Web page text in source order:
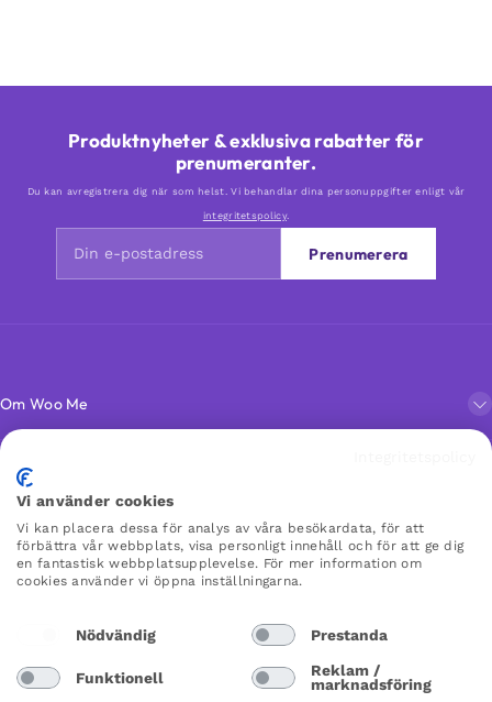
Produktnyheter & exklusiva rabatter för
prenumeranter.
Du kan avregistrera dig när som helst. Vi behandlar dina personuppgifter enligt vår
integritetspolicy.
Prenumerera
Om Woo Me
Kundservice
Favoriter
WOO ME
Vi använder cookies
Vi kan placera dessa för analys av våra besökardata, för att
förbättra vår webbplats, visa personligt innehåll och för att ge dig
en fantastisk webbplatsupplevelse. För mer information om
cookies använder vi öppna inställningarna.
Nödvändig Prestanda
Funktionell
Reklam /
marknadsföring